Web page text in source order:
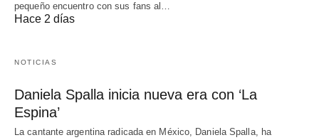
pequeño encuentro con sus fans al…
Hace 2 días
NOTICIAS
Daniela Spalla inicia nueva era con ‘La
Espina’
La cantante argentina radicada en México, Daniela Spalla, ha